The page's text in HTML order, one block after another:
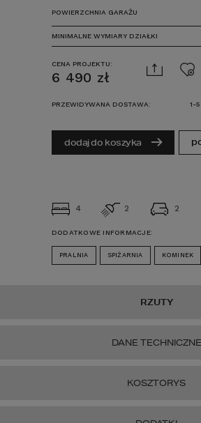
4 2 2
DODATKOWE INFORMACJE:
PRALNIA SPIŻARNIA KOMINEK
POWIERZCHNIA GARAŻU
MINIMALNE WYMIARY DZIAŁKI
CENA PROJEKTU:
6 490 zł
PRZEWIDYWANA DOSTAWA: 1-5
dodaj do koszyka
RZUTY
DANE TECHNICZNE
KOSZTORYS